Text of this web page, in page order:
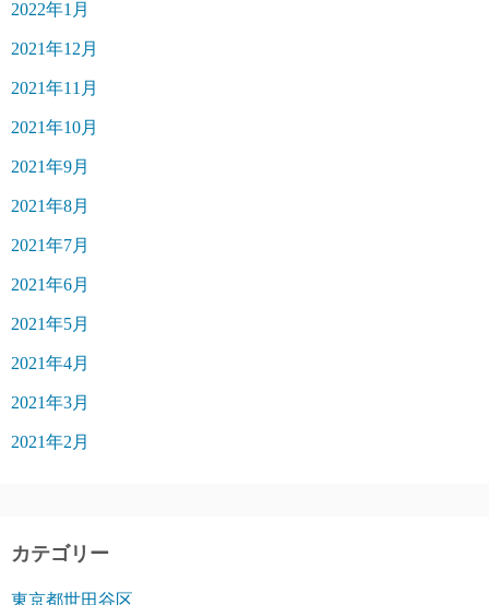
2022年1月
2021年12月
2021年11月
2021年10月
2021年9月
2021年8月
2021年7月
2021年6月
2021年5月
2021年4月
2021年3月
2021年2月
カテゴリー
東京都世田谷区